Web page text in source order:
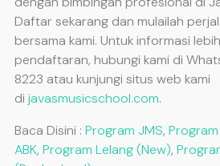
Daftar sekarang dan mulailah
bersama kami. Untuk informasi
pendaftaran, hubungi kami di
8223 atau kunjungi situs web kami
di javasmusicschool.com.
Baca Disini : Program JMS,
ABK, Program Lelang (New),